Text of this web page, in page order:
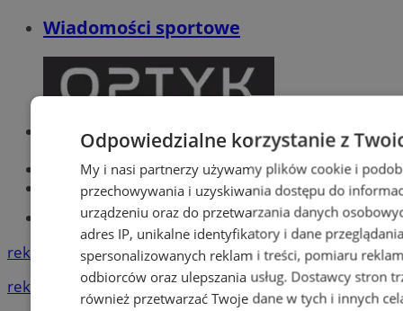
Wiadomości sportowe
Optyk, okulista
Zabrze
Największy sklep z częściami online!
Książeczka sanepidowska
Tworzenie stron www -Zabrze
reklama
reklama
Odpowiedzialne korzystanie z
My i nasi partnerzy używamy plików cookie i
przechowywania i uzyskiwania dostępu do
urządzeniu oraz do przetwarzania danych
adres IP, unikalne identyfikatory i dane
spersonalizowanych reklam i treści, pomiaru
odbiorców oraz ulepszania usług. Dostawcy stron
również przetwarzać Twoje dane w tych i innych